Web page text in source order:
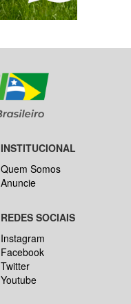
INSTITUCIONAL
Quem Somos
Anuncie
REDES SOCIAIS
Instagram
Facebook
Twitter
Youtube